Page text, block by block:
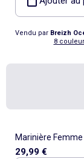
Vendu par Breizh
8
Marinière Femme
Épais PIRIAC - Tee
29,99 €